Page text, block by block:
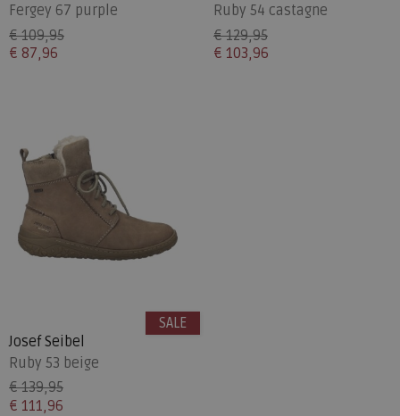
Fergey 67 purple
€ 109,95
€ 87,96
Ruby 54 castagne
€ 129,95
€ 103,96
Josef Seibel
Ruby 53 beige
€ 139,95
€ 111,96
SALE